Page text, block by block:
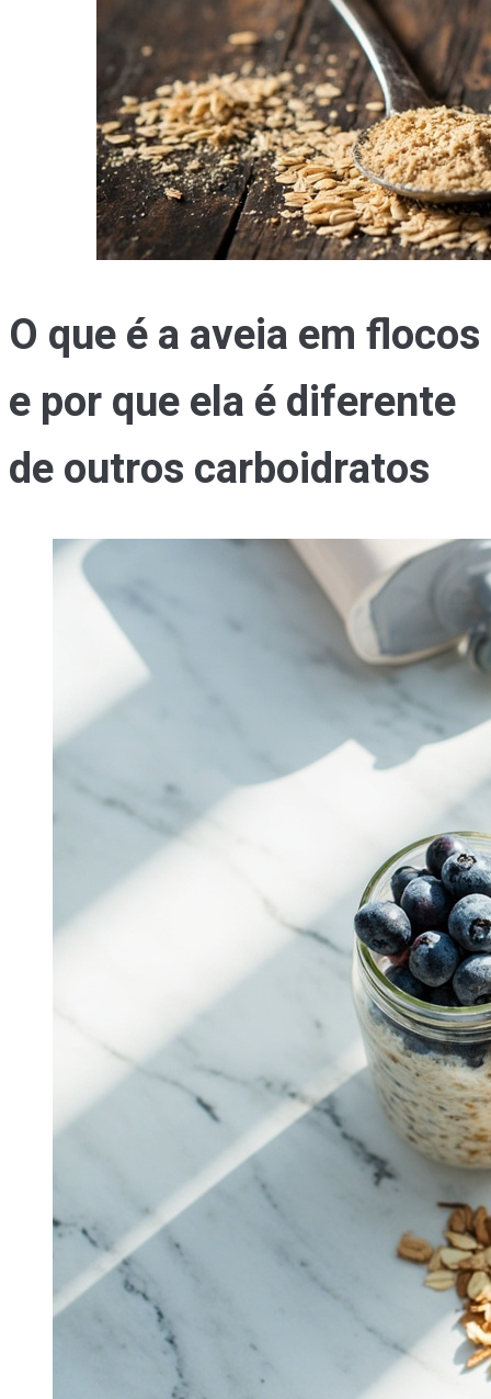
O que é a aveia em flocos
e por que ela é diferente
de outros carboidratos